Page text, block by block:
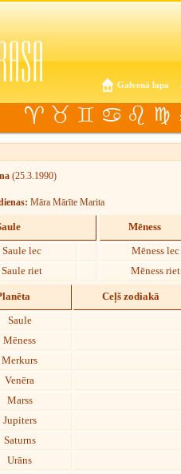
Galvenā lapa
(25.3.1990)
Māra Mārīte Marita
Saule lec
Saule riet
Mēness
Mēness lec
Mēness riet
Ceļš zodiakā
Saule
Mēness
Merkurs
Venēra
Marss
Jupiters
Saturns
Urāns